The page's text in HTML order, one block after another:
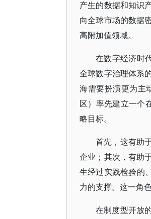
产生的数据和知识
向全球市场的数据
高附加值领域。
在数字经济时
全球数字治理体系
海需要扮演更为主
区）率先建立一个
略目标。
首先，这有助
企业；其次，有助
生经过实践检验的
力的支撑。这一角
在制度型开放